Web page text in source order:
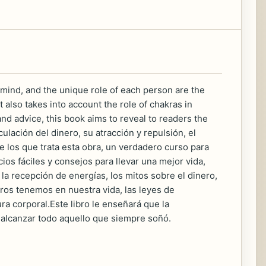
and the unique role of each person are the
takes into account the role of chakras in
advice, this book aims to reveal to readers the
del dinero, su atracción y repulsión, el
los que trata esta obra, un verdadero curso para
fáciles y consejos para llevar una mejor vida,
recepción de energías, los mitos sobre el dinero,
tenemos en nuestra vida, las leyes de
corporal.Este libro le enseñará que la
todo aquello que siempre soñó.